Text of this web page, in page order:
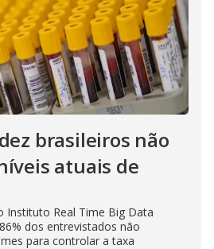
brasileiros não
atuais de
Instituto Real Time Big Data
dos entrevistados não
para controlar a taxa